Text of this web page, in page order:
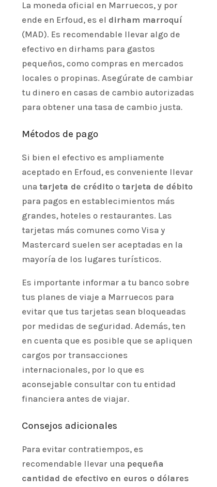
La moneda oficial en Marruecos, y por
ende en Erfoud, es el dirham marroquí
(MAD). Es recomendable llevar algo de
efectivo en dirhams para gastos
pequeños, como compras en mercados
locales o propinas. Asegúrate de cambiar
tu dinero en casas de cambio autorizadas
para obtener una tasa de cambio justa.
Métodos de pago
Si bien el efectivo es ampliamente
aceptado en Erfoud, es conveniente llevar
una tarjeta de crédito o tarjeta de débito
para pagos en establecimientos más
grandes, hoteles o restaurantes. Las
tarjetas más comunes como Visa y
Mastercard suelen ser aceptadas en la
mayoría de los lugares turísticos.
Es importante informar a tu banco sobre
tus planes de viaje a Marruecos para
evitar que tus tarjetas sean bloqueadas
por medidas de seguridad. Además, ten
en cuenta que es posible que se apliquen
cargos por transacciones
internacionales, por lo que es
aconsejable consultar con tu entidad
financiera antes de viajar.
Consejos adicionales
Para evitar contratiempos, es
recomendable llevar una pequeña
cantidad de efectivo en euros o dólares